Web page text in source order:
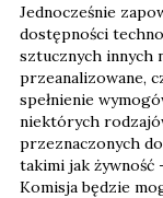
Jednocześnie
dostępności
sztucznych innych
przeanalizowane,
spełnienie
niektórych
przeznaczonych
takimi jak żywność
Komisja będzie